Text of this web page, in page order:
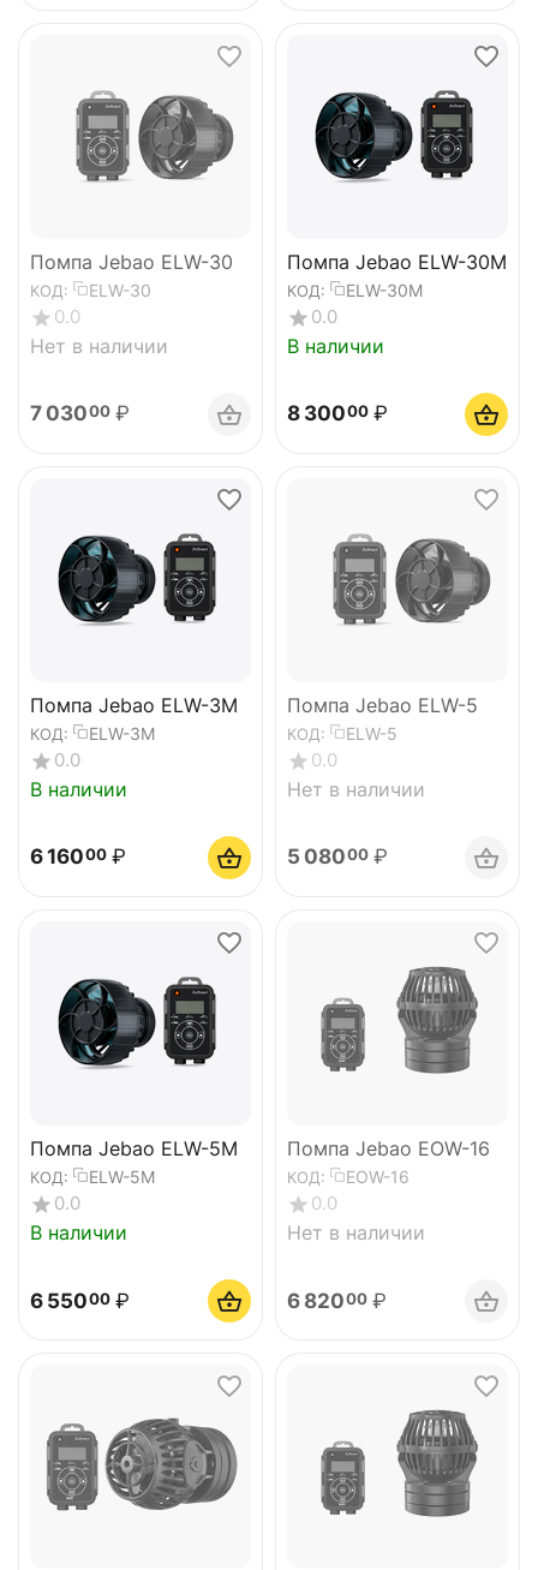
Помпа Jebao ELW-30
КОД: ELW-30
0.0
Нет в наличии
7 03000 ₽
Помпа Jebao ELW-30M
КОД: ELW-30M
0.0
В наличии
8 30000 ₽
Помпа Jebao ELW-3M
КОД: ELW-3M
0.0
В наличии
6 16000 ₽
Помпа Jebao ELW-5
КОД: ELW-5
0.0
Нет в наличии
5 08000 ₽
Помпа Jebao ELW-5M
КОД: ELW-5M
0.0
В наличии
6 55000 ₽
Помпа Jebao EOW-16
КОД: EOW-16
0.0
Нет в наличии
6 82000 ₽